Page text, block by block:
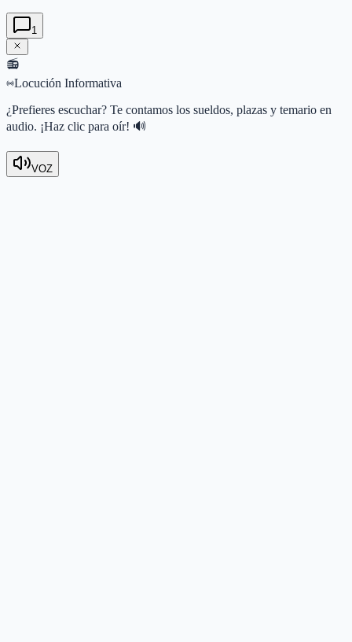
1
📻
Locución Informativa
¿Prefieres escuchar? Te contamos los sueldos, plazas y temario en
audio. ¡Haz clic para oír! 🔊
VOZ